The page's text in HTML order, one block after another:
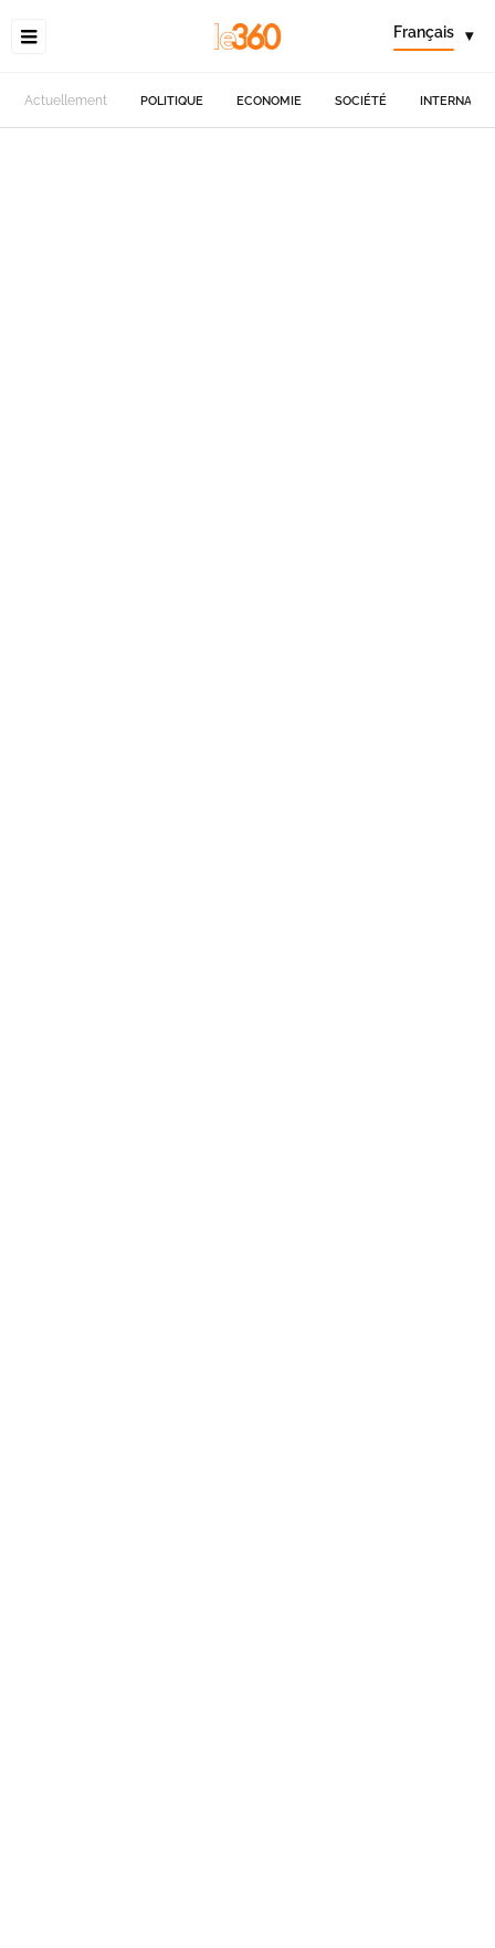
Français ▾
Actuellement POLITIQUE ECONOMIE SOCIÉTÉ